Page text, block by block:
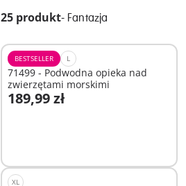
25 produkt- Fantazja
BESTSELLER L
71499 - Podwodna opieka nad
zwierzętami morskimi
189,99 zł
Dodaj do koszyka
XL